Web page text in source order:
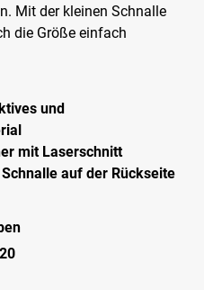
Mit der kleinen Schnalle
die Größe einfach
und
mit Laserschnitt
auf der Rückseite